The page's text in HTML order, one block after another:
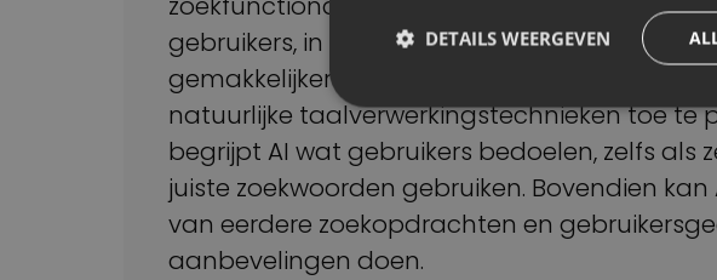
gebruikers, in dit geval (potentiële) studenten,
gemakkelijker relevante informatie kunnen
natuurlijke taalverwerkingstechnieken toe te
begrijpt AI wat gebruikers bedoelen, zelfs als
juiste zoekwoorden gebruiken. Bovendien kan
van eerdere zoekopdrachten en
aanbevelingen doen.
DETAILS WEERGEVEN